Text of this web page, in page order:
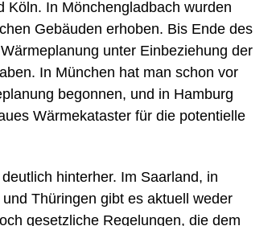
Köln. In Mönchengladbach wurden
Gebäuden erhoben. Bis Ende des
unter Einbeziehung der
In München hat man schon vor
begonnen, und in Hamburg
Wärmekataster für die potentielle
hinterher. Im Saarland, in
Thüringen gibt es aktuell weder
gesetzliche Regelungen, die dem